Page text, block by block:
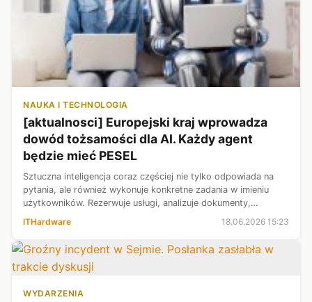
NAUKA I TECHNOLOGIA
[aktualnosci] Europejski kraj wprowadza
dowód tożsamości dla AI. Każdy agent
będzie mieć PESEL
Sztuczna inteligencja coraz częściej nie tylko odpowiada na
pytania, ale również wykonuje konkretne zadania w imieniu
użytkowników. Rezerwuje usługi, analizuje dokumenty,
samodzielnie załatwiać sprawy ...
ITHardware 18.06.2026 15:23
WYDARZENIA